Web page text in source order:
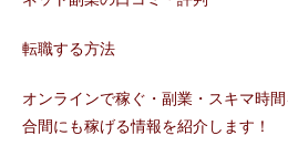
転職する方法
オンラインで稼ぐ・副業・スキマ時
合間にも稼げる情報を紹介します！